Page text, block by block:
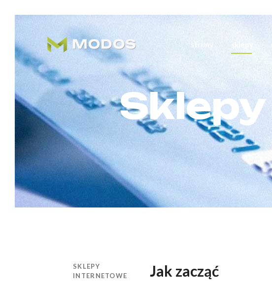
strony sklepy
SKLEPY
INTERNETOWE
Jak zacząć